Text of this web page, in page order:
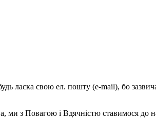
ласка свою ел. пошту (e-mail), бо
ми з Повагою і Вдячністю ставимося до